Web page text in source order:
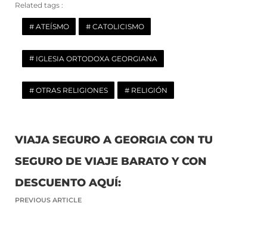
Related tags :
ATEÍSMO CATOLICISMO
IGLESIA ORTODOXA GEORGIANA
OTRAS RELIGIONES RELIGIÓN
VIAJA SEGURO A GEORGIA CON TU
SEGURO DE VIAJE BARATO Y CON
DESCUENTO AQUÍ:
PREVIOUS ARTICLE